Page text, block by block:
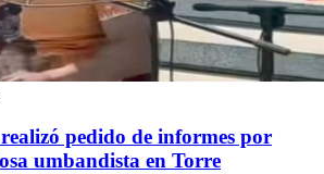
pedido de informes por
umbandista en Torre